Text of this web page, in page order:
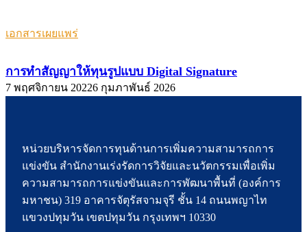
เอกสารเผยแพร่
การทำสัญญาให้ทุนรูปแบบ Digital Signature
7 พฤศจิกายน 20226 กุมภาพันธ์ 2026
หน่วยบริหารจัดการทุนด้านการเพิ่มความสามารถการ
แข่งขัน สำนักงานเร่งรัดการวิจัยและนวัตกรรมเพื่อเพิ่ม
ความสามารถการแข่งขันและการพัฒนาพื้นที่ (องค์การ
มหาชน) 319 อาคารจัตุรัสจามจุรี ชั้น 14 ถนนพญาไท
แขวงปทุมวัน เขตปทุมวัน กรุงเทพฯ 10330